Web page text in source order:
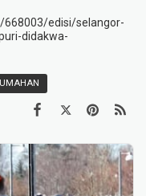
edisi/selangor-
didakwa-